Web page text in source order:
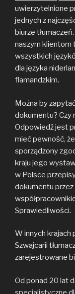
uwierzytelnione
jednych z
biurze
naszym klientom
wszystkich
dla języka
flamandzkim.
Można by
dokumentu? Czy
Odpowiedź jest
mieć pewność,
sporządzony
kraju jego
w Polsce
dokumentu przez
Sprawiedliwości.
W innych krajach
Szwajcarii
zarejestrowane
Od ponad 20 lat